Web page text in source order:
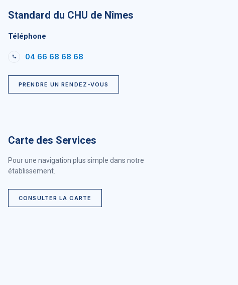
Standard du CHU de Nîmes
Téléphone
04 66 68 68 68
PRENDRE UN RENDEZ-VOUS
Carte des Services
Pour une navigation plus simple dans notre
établissement.
CONSULTER LA CARTE